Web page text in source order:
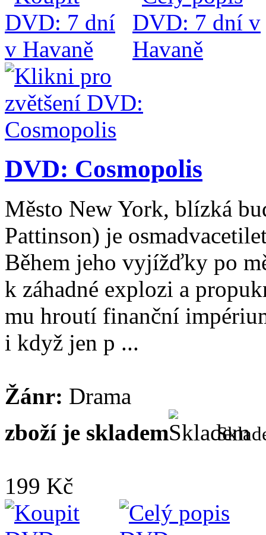
DVD: Cosmopolis
Město New York, blízká
Pattinson) je
Během jeho vyjížďky po
k záhadné explozi a
mu hroutí finanční
i když jen p ...
Žánr: Drama
zboží je skladem
199 Kč